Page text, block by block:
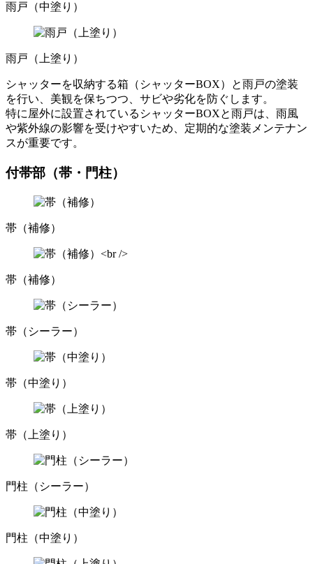
雨戸（中塗り）
雨戸（上塗り）
シャッターを収納する箱（シャッターBOX）と雨戸の塗装
を行い、美観を保ちつつ、サビや劣化を防ぐします。
特に屋外に設置されているシャッターBOXと雨戸は、雨風
や紫外線の影響を受けやすいため、定期的な塗装メンテナン
スが重要です。
付帯部（帯・門柱）
帯（補修）
帯（補修）
帯（シーラー）
帯（中塗り）
帯（上塗り）
門柱（シーラー）
門柱（中塗り）